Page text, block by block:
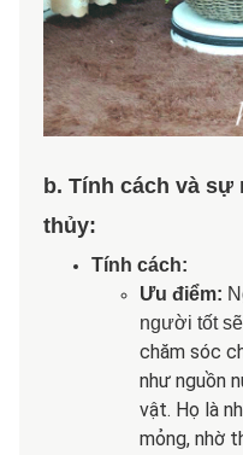
b. Tính cách và
thủy:
Tính cách:
​Ưu điểm:
người tốt sẽ
chăm sóc
như nguồn
vật. Họ là
mỏng, nhờ